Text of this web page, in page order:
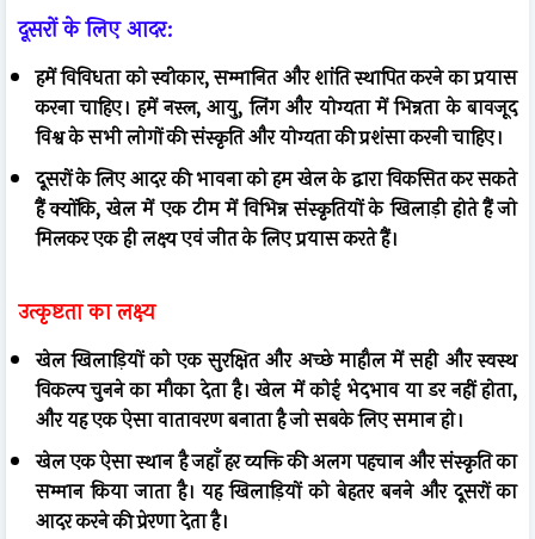
दूसरों के लिए आदर:
हमें विविधता को स्वीकार, सम्मानित और शांति स्थापित करने का प्रयास
करना चाहिए। हमें नस्ल, आयु, लिंग और योग्यता में भिन्नता के बावजूद
विश्व के सभी लोगों की संस्कृति और योग्यता की प्रशंसा करनी चाहिए।
दूसरों के लिए आदर की भावना को हम खेल के द्वारा विकसित कर सकते
हैं क्योंकि, खेल में एक टीम में विभिन्न संस्कृतियों के खिलाड़ी होते हैं जो
मिलकर एक ही लक्ष्य एवं जीत के लिए प्रयास करते हैं।
उत्कृष्टता का लक्ष्य
खेल खिलाड़ियों को एक सुरक्षित और अच्छे माहौल में सही और स्वस्थ
विकल्प चुनने का मौका देता है। खेल में कोई भेदभाव या डर नहीं होता,
और यह एक ऐसा वातावरण बनाता है जो सबके लिए समान हो।
खेल एक ऐसा स्थान है जहाँ हर व्यक्ति की अलग पहचान और संस्कृति का
सम्मान किया जाता है। यह खिलाड़ियों को बेहतर बनने और दूसरों का
आदर करने की प्रेरणा देता है।